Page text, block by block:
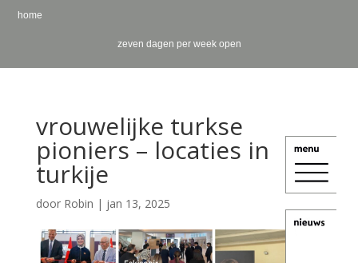
home
zeven dagen per week open
vrouwelijke turkse
pioniers – locaties in
turkije
door Robin | jan 13, 2025